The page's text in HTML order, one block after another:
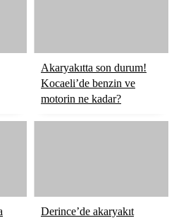
Akaryakıtta son durum!
Kocaeli’de benzin ve
motorin ne kadar?
Derince’de akaryakıt